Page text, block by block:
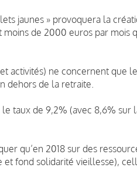
jaunes » provoquera la
de 2000 euros par mois
activités) ne concernent que
dehors de la retraite.
taux de 9,2% (avec 8,6% sur
qu’en 2018 sur des
fond solidarité vieillesse),